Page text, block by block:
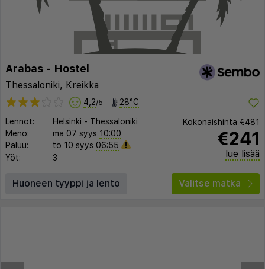
Arabas - Hostel
Thessaloniki, Kreikka
4,2/5 28°C
Lennot: Helsinki - Thessaloniki
Meno:
ma 07 syys 10:00
Paluu:
to 10 syys 06:55
Yöt:
3
Kokonaishinta €481
€241
lue lisää
Huoneen tyyppi ja lento Valitse matka